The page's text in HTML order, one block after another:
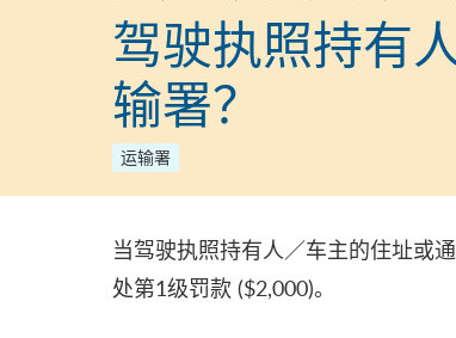
驾驶执照持有
输署？
运输署
当驾驶执照持有人／车主的住址或
处第1级罚款 ($2,000)。